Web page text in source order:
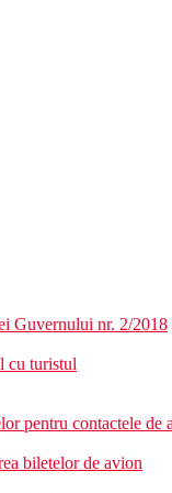
iarna este incalzita)
(contra cost)
200 m de
Residence
Guvernului nr. 2/2018
cu turistul
pentru contactele de
biletelor de avion